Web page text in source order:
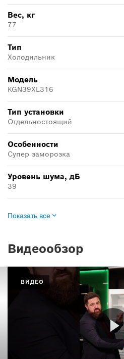
Вес, кг
77
Тип
Холодильник
Модель
KGN39XL316
Тип установки
Отдельностоящий
Особенности
Супер заморозка
Уровень шума, дБ
39
Показать все
Видеообзор
ВИДЕО